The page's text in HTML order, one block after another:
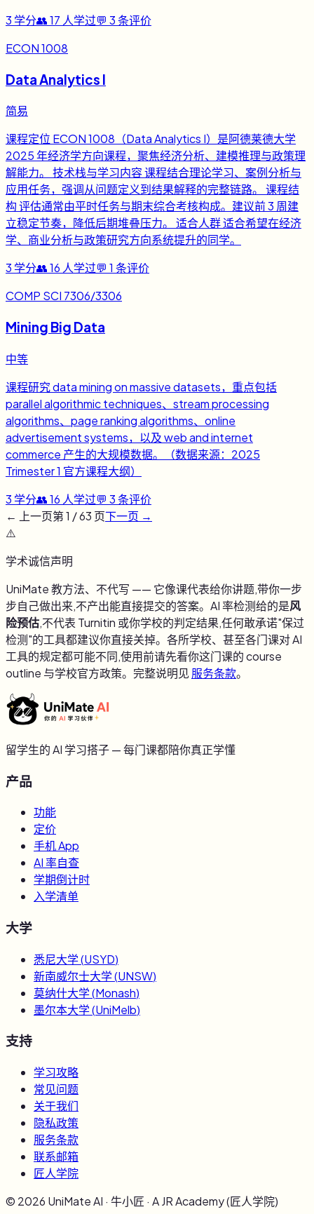
3 学分👥17 人学过💬 3条评价
ECON 1008
Data Analytics I
简易
课程定位 ECON 1008（Data Analytics I）是阿德莱德大学
2025 年经济学方向课程，聚焦经济分析、建模推理与政策理
解能力。 技术栈与学习内容 课程结合理论学习、案例分析与
应用任务，强调从问题定义到结果解释的完整链路。 课程结
构 评估通常由平时任务与期末综合考核构成。建议前 3 周建
立稳定节奏，降低后期堆叠压力。 适合人群 适合希望在经济
学、商业分析与政策研究方向系统提升的同学。
3 学分👥16 人学过💬 1 条评价
COMP SCI 7306/3306
Mining Big Data
中等
课程研究 data mining on massive datasets，重点包括
parallel algorithmic techniques、stream processing
algorithms、page ranking algorithms、online
advertisement systems，以及 web and internet
commerce 产生的大规模数据。（数据来源：2025
Trimester 1 官方课程大纲）
3 学分👥16 人学过💬 3条评价
← 上一页第1 /63 页下一页 →
⚠️
学术诚信声明
UniMate 教方法、不代写 —— 它像课代表给你讲题,带你一步
步自己做出来,不产出能直接提交的答案。AI 率检测给的是风
险预估,不代表 Turnitin 或你学校的判定结果,任何敢承诺"保过
检测"的工具都建议你直接关掉。各所学校、甚至各门课对 AI
工具的规定都可能不同,使用前请先看你这门课的 course
outline 与学校官方政策。完整说明见 服务条款。
留学生的 AI 学习搭子 — 每门课都陪你真正学懂
产品
功能
定价
手机 App
AI 率自查
学期倒计时
入学清单
大学
悉尼大学(USYD)
新南威尔士大学(UNSW)
莫纳什大学(Monash)
墨尔本大学(UniMelb)
支持
学习攻略
常见问题
关于我们
隐私政策
服务条款
联系邮箱
匠人学院
© 2026 UniMate AI · 牛小匠 · A JR Academy (匠人学院)